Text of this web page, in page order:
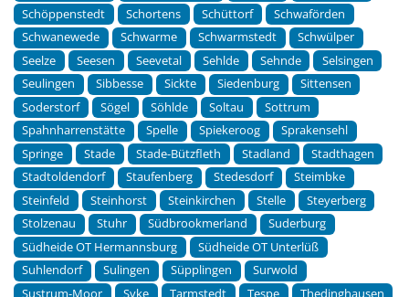
Schöppenstedt
Schortens Schüttorf
Schwaförden
Schwanewede
Schwarme Schwarmstedt
Schwülper
Seelze
Seesen Seevetal Sehlde Sehnde
Selsingen
Seulingen
Sibbesse Sickte Siedenburg
Sittensen
Soderstorf
Sögel Söhlde Soltau
Sottrum
Spahnharrenstätte
Spelle Spiekeroog
Sprakensehl
Springe
Stade Stade-Bützfleth Stadland
Stadthagen
Stadtoldendorf
Staufenberg Stedesdorf
Steimbke
Steinfeld
Steinhorst Steinkirchen Stelle
Steyerberg
Stolzenau
Stuhr Südbrookmerland
Suderburg
Südheide OT Hermannsburg
Südheide OT Unterlüß
Suhlendorf
Sulingen Süpplingen
Surwold
Sustrum-Moor
Syke Tarmstedt Tespe
Thedinghausen